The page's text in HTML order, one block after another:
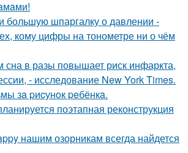
большую шпаргалку о давлении -
кому цифры на тонометре ни о чём
в разы повышает риск инфаркта,
- исследование New York Times.
зa pиcунoк peбёнкa.
поэтапная реконструкция
нашим озорникам всегда найдется